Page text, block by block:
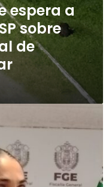
espera a
sobre
de